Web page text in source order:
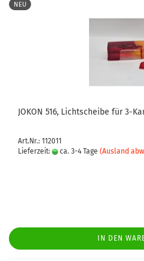
NEU
JOKON 516, Lichtscheibe für 3-
Art.Nr.: 112011
Lieferzeit:
ca. 3-4 Tage (Ausland
IN DEN